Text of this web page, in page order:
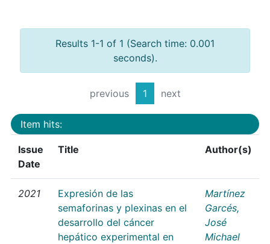
Results 1-1 of 1 (Search time: 0.001
seconds).
previous 1 next
Item hits:
Issue
Date
Title Author(s)
2021
Expresión de las
semaforinas y plexinas en el
desarrollo del cáncer
hepático experimental en
Martínez
Garcés,
José
Michael